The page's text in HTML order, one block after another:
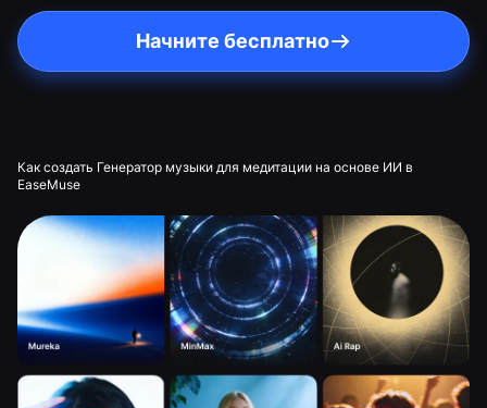
Начните бесплатно
Как создать Генератор музыки для медитации на основе ИИ в
EaseMuse